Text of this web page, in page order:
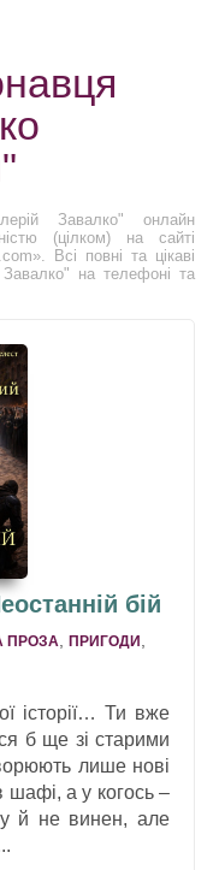
Завалко" онлайн
(цілком) на сайті
Всі повні та цікаві
Завалко" на телефоні та
бій
ПРОЗА, ПРИГОДИ ,
історії… Ти вже
б ще зі старими
лише нові
шафі, а у когось –
й не винен, але